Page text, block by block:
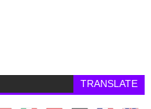
TRANSLATE